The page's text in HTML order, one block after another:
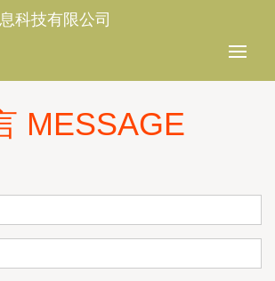
科技有限公司
MESSAGE